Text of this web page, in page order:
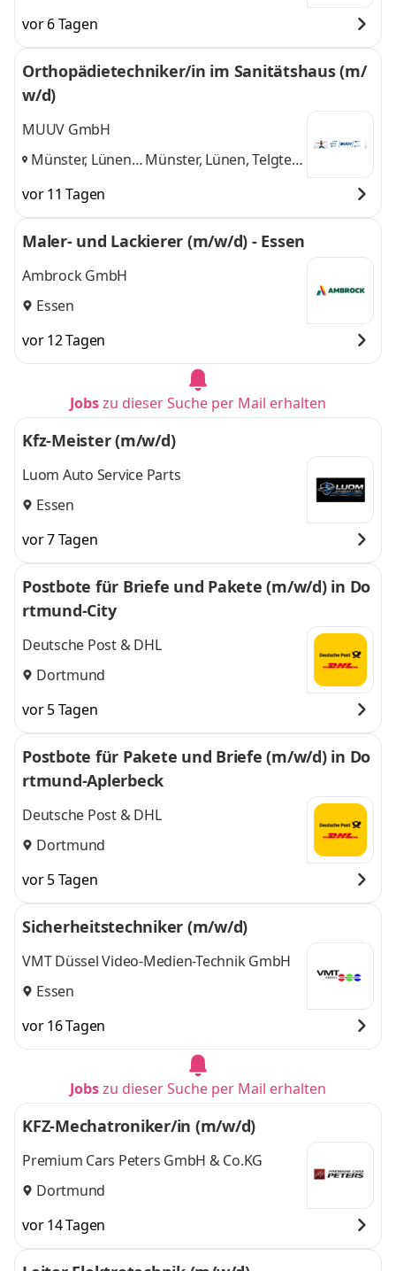
vor 6 Tagen
Orthopädietechniker/in im Sanitätshaus (m/
w/d)
MUUV GmbH
Münster, Lünen,
Iburg ,
Münster, Lünen, Telgte,
vor 11 Tagen
Maler- und Lackierer (m/w/d) - Essen
Ambrock GmbH
Essen
vor 12 Tagen
Jobszu dieser Suche per Mail erhalten
Kfz-Meister (m/w/d)
Luom Auto Service Parts
Essen
vor 7 Tagen
Postbote für Briefe und Pakete (m/w/d) in Do
rtmund-City
Deutsche Post & DHL
Dortmund
vor 5 Tagen
Postbote für Pakete und Briefe (m/w/d) in Do
rtmund-Aplerbeck
Deutsche Post & DHL
Dortmund
vor 5 Tagen
Sicherheitstechniker (m/w/d)
VMT Düssel Video-Medien-Technik GmbH
Essen
vor 16 Tagen
Jobszu dieser Suche per Mail erhalten
KFZ-Mechatroniker/in (m/w/d)
Premium Cars Peters GmbH & Co.KG
Dortmund
vor 14 Tagen